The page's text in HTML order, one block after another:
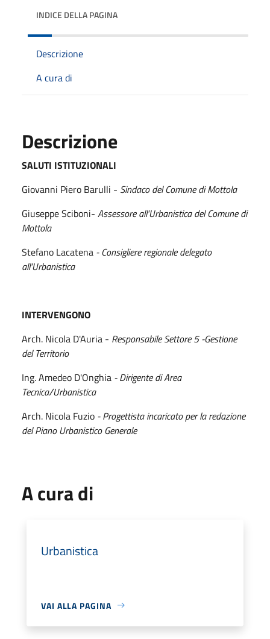
INDICE DELLA PAGINA
Descrizione
A cura di
Descrizione
SALUTI ISTITUZIONALI
Giovanni Piero Barulli - Sindaco del Comune di Mottola
Giuseppe Sciboni- Assessore all'Urbanistica del Comune di
Mottola
Stefano Lacatena - Consigliere regionale delegato
all'Urbanistica
INTERVENGONO
Arch. Nicola D'Auria - Responsabile Settore 5 -Gestione
del Territorio
Ing. Amedeo D'Onghia - Dirigente di Area
Tecnica/Urbanistica
Arch. Nicola Fuzio - Progettista incaricato per la redazione
del Piano Urbanistico Generale
A cura di
Urbanistica
VAI ALLA PAGINA